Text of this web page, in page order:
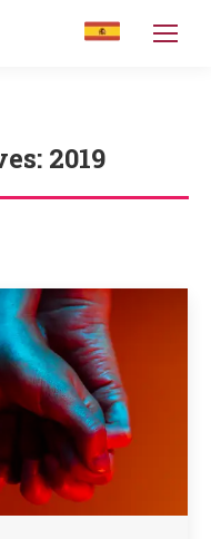
2019
here: